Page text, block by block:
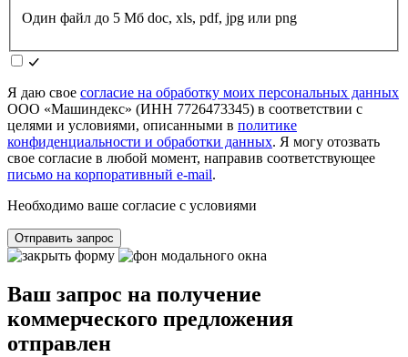
Один файл до 5 Мб doc, xls, pdf, jpg или png
Я даю свое согласие на обработку моих персональных данных
ООО «Машиндекс» (ИНН 7726473345) в соответствии с
целями и условиями, описанными в политике
конфиденциальности и обработки данных. Я могу отозвать
свое согласие в любой момент, направив соответствующее
письмо на корпоративный e-mail.
Необходимо ваше согласие с условиями
Отправить запрос
Ваш запрос на получение
коммерческого предложения
отправлен